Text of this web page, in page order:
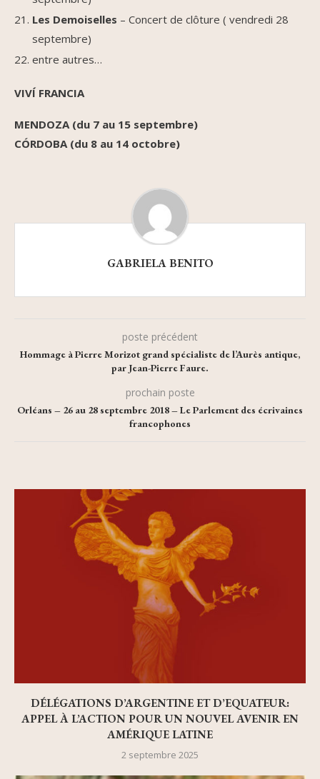
Les Demoiselles – Concert de clôture ( vendredi 28
septembre)
entre autres…
VIVÍ FRANCIA
MENDOZA (du 7 au 15 septembre)
CÓRDOBA (du 8 au 14 octobre)
GABRIELA BENITO
poste précédent
Hommage à Pierre Morizot grand spécialiste de l’Aurès antique,
par Jean-Pierre Faure.
prochain poste
Orléans – 26 au 28 septembre 2018 – Le Parlement des écrivaines
francophones
DÉLÉGATIONS D’ARGENTINE ET D’EQUATEUR:
APPEL À L’ACTION POUR UN NOUVEL AVENIR EN
AMÉRIQUE LATINE
2 septembre 2025